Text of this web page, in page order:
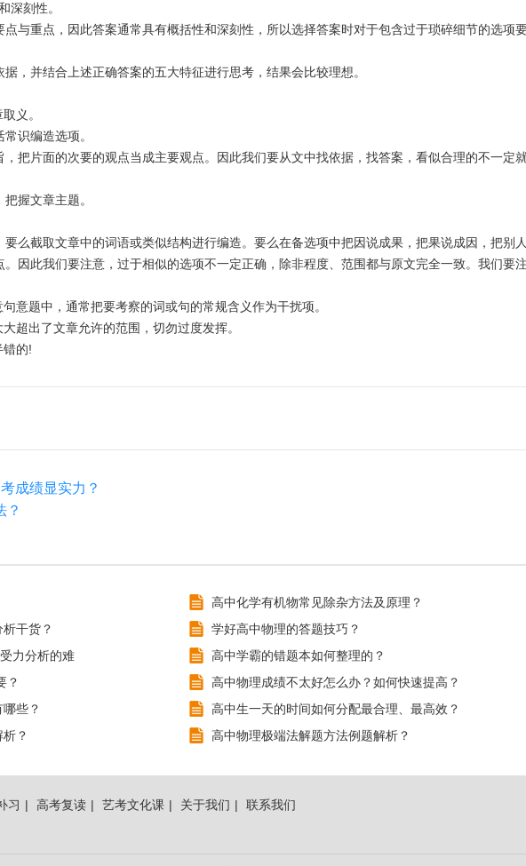
刻性。
重点，因此答案通常具有概括性和深刻性，所以选择答案时对于包含过于琐碎细节的选项
并结合上述正确答案的五大特征进行思考，结果会比较理想。
义。
识编造选项。
片面的次要的观点当成主要观点。因此我们要从文中找依据，找答案，看似合理的不一定
握文章主题。
截取文章中的词语或类似结构进行编造。要么在备选项中把因说成果，把果说成因，把别
因此我们要注意，过于相似的选项不一定正确，除非程度、范围都与原文完全一致。我们要注
题中，通常把要考察的词或句的常规含义作为干扰项。
出了文章允许的范围，切勿过度发挥。
的!
成绩显实力？
？
高中化学有机物常见除杂方法及原理？
干货？
学好高中物理的答题技巧？
力分析的难
高中学霸的错题本如何整理的？
？
高中物理成绩不太好怎么办？如何快速提高？
些？
高中生一天的时间如何分配最合理、最高效？
？
高中物理极端法解题方法例题解析？
习 | 高考复读 | 艺考文化课 | 关于我们 |
联系我们